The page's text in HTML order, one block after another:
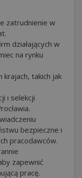
zatrudnienie w
działających w
na rynku
takich jak
i selekcji
bezpieczne i
pracodawców.
zapewnić
pracę.